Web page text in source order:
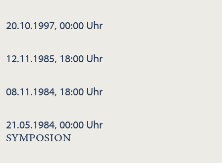
20.10.1997, 00:00 Uhr
12.11.1985, 18:00 Uhr
08.11.1984, 18:00 Uhr
21.05.1984, 00:00 Uhr
SYMPOSION